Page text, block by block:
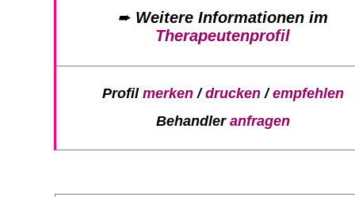
➨ Weitere Informationen im
Therapeutenprofil
Profil merken/drucken/empfehlen
Behandler anfragen